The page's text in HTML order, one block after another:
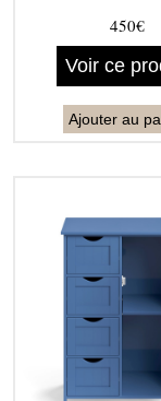
450€
Voir ce
Ajouter au